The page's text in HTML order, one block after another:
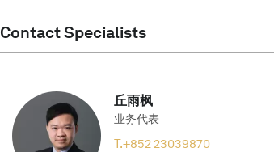
Contact Specialists
丘雨枫
业务代表
T.+852 23039870